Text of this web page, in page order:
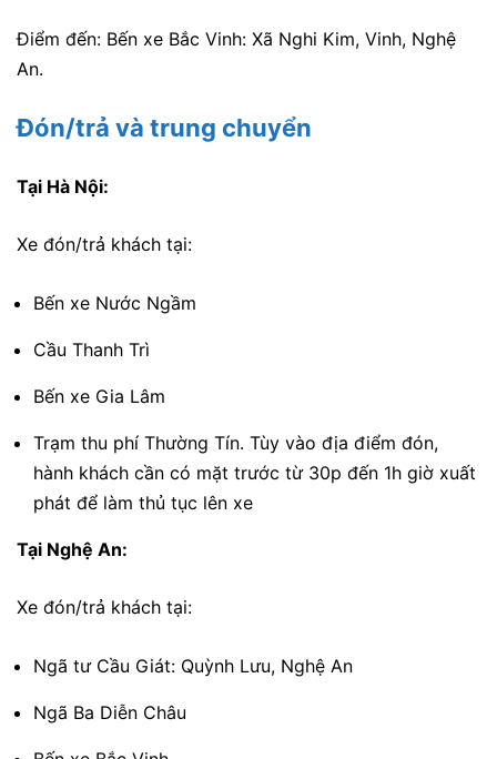
Điểm đến: Bến xe Bắc Vinh: Xã Nghi Kim, Vinh, Nghệ
An.
Đón/trả và trung chuyển
Tại Hà Nội:
Xe đón/trả khách tại:
Bến xe Nước Ngầm
Cầu Thanh Trì
Bến xe Gia Lâm
Trạm thu phí Thường Tín. Tùy vào địa điểm đón,
hành khách cần có mặt trước từ 30p đến 1h giờ xuất
phát để làm thủ tục lên xe
Tại Nghệ An:
Xe đón/trả khách tại:
Ngã tư Cầu Giát: Quỳnh Lưu, Nghệ An
Ngã Ba Diễn Châu